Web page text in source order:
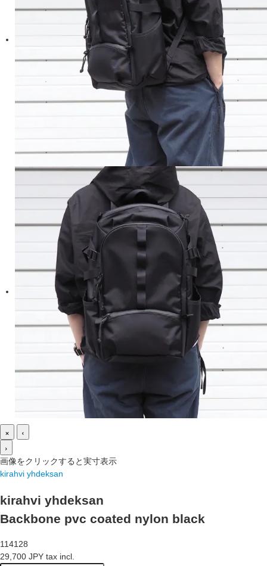
×
‹
›
画像をクリックすると実寸表示
kirahvi yhdeksan
kirahvi yhdeksan
Backbone pvc coated nylon black
114128
29,700 JPY tax incl.